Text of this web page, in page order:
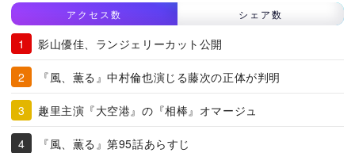
アクセス数 シェア数
影山優佳、ランジェリーカット公開
『風、薫る』中村倫也演じる藤次の正体が判明
趣里主演『大空港』の『相棒』オマージュ
『風、薫る』第95話あらすじ